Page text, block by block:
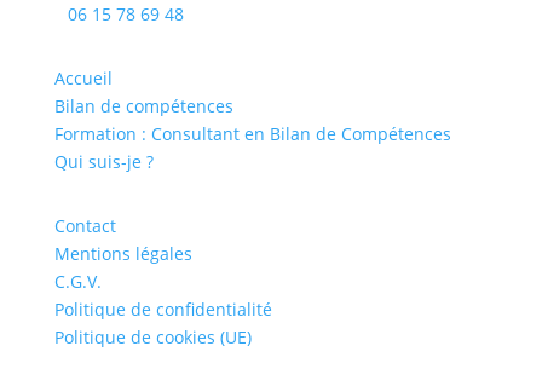
06 15 78 69 48
Accueil
Bilan de compétences
Formation : Consultant en Bilan de Compétences
Qui suis-je ?
Contact
Mentions légales
C.G.V.
Politique de confidentialité
Politique de cookies (UE)